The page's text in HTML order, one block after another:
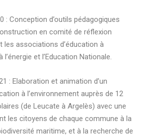
: Conception d’outils pédagogiques
en comité de réflexion
les associations d’éducation à
l’énergie et l’Education Nationale.
: Elaboration et animation d’un
à l’environnement auprès de 12
(de Leucate à Argelès) avec une
les citoyens de chaque commune à la
maritime, et à la recherche de